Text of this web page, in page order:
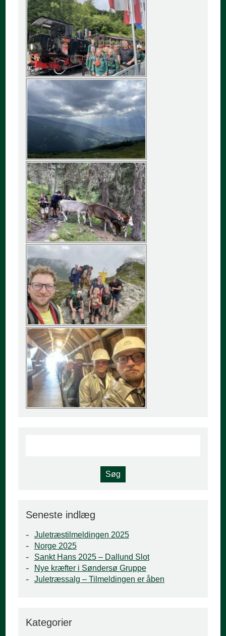
Seneste indlæg
Juletræstilmeldingen 2025
Norge 2025
Sankt Hans 2025 – Dallund Slot
Nye kræfter i Søndersø Gruppe
Juletræssalg – Tilmeldingen er åben
Kategorier